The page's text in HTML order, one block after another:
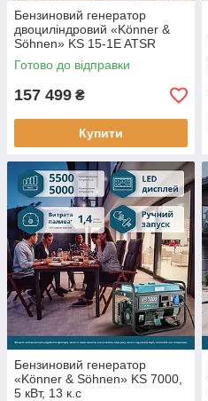
Бензиновий генератор
двоциліндровий «Könner &
Söhnen» KS 15-1E ATSR
Готово до відправки
157 499 ₴
Купити
Бензиновий генератор
«Könner & Söhnen» KS 7000,
5 кВт, 13 к.с